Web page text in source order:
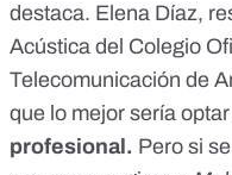
destaca. Elena Díaz,
Acústica del Colegio
Telecomunicación de
que lo mejor sería optar
profesional. Pero si